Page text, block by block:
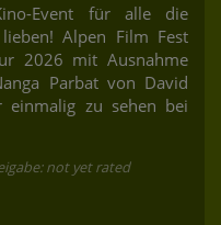
Event für alle die
Alpen Film Fest
2026 mit Ausnahme
Parbat von David
einmalig zu sehen bei
not yet rated